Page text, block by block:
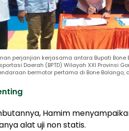
perjanjian kerjasama antara Bupati Bone
Daerah (BPTD) Wilayah XXI Provinsi
bermotor pertama di Bone Bolango,
Hamim
alat uji non statis.